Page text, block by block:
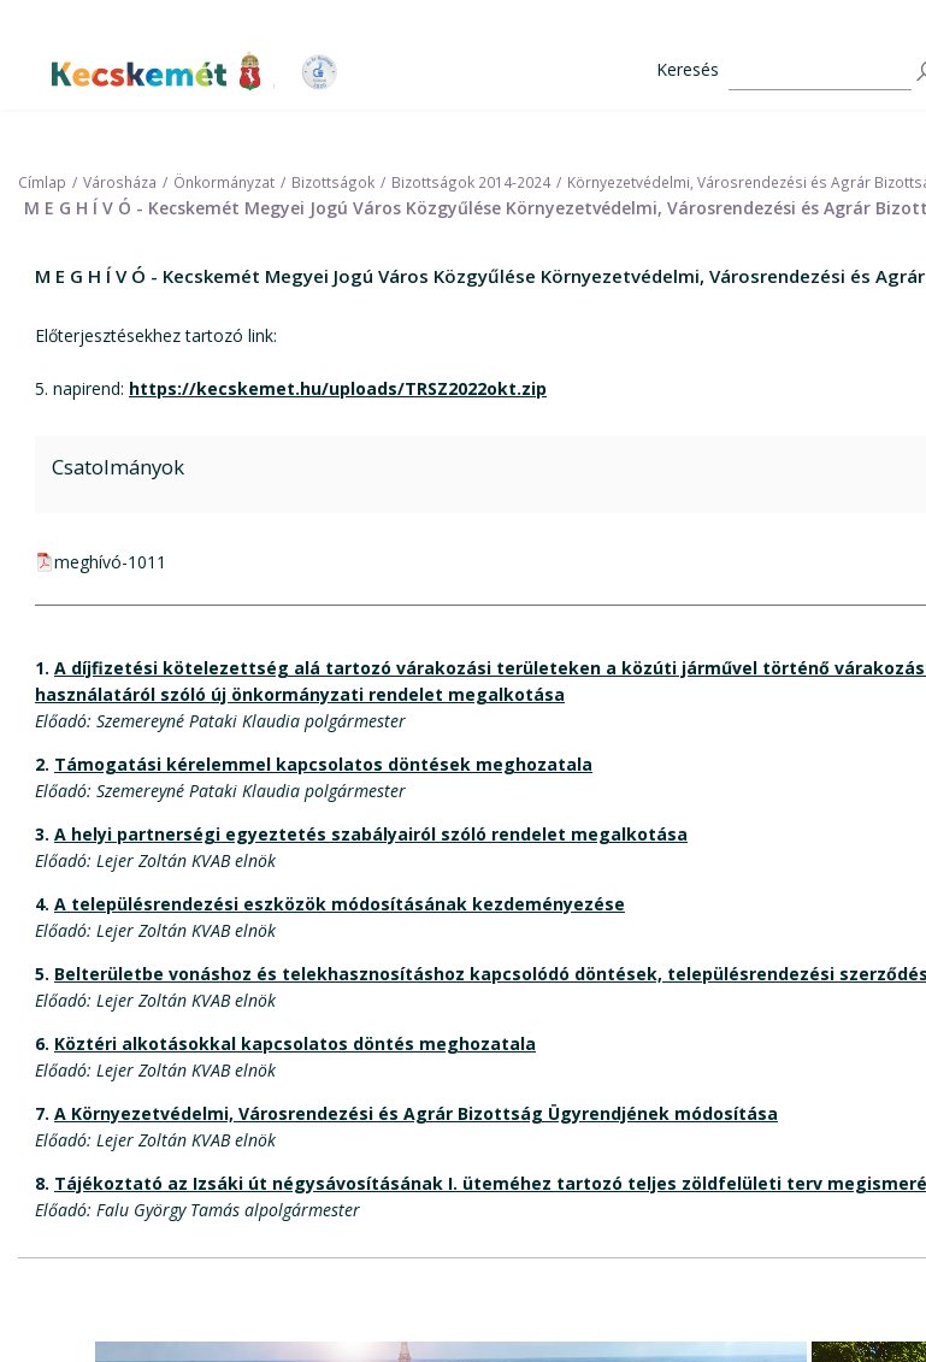
tartalomra
Kecskemét Város Honlapja
Keresés
Címlap Városháza Önkormányzat Bizottságok Bizottságok 2014-2024 Környezetvédelmi, Városrendezési és Agrár
M E G H Í V Ó - Kecskemét Megyei Jogú Város Közgyűlése Környezetvédelmi, Városrendezési és Agrár
M E G H Í V Ó - Kecskemét Megyei Jogú Város Közgyűlése Környezetvédelmi, Városrendezési és
Előterjesztésekhez tartozó link:
5. napirend: https://kecskemet.hu/uploads/TRSZ2022okt.zip
Csatolmányok
pdf csatolmány:
meghívó-1011
1. A díjfizetési kötelezettség alá tartozó várakozási területeken a közúti járművel történő
használatáról szóló új önkormányzati rendelet megalkotása
Előadó: Szemereyné Pataki Klaudia polgármester
2. Támogatási kérelemmel kapcsolatos döntések meghozatala
Előadó: Szemereyné Pataki Klaudia polgármester
3. A helyi partnerségi egyeztetés szabályairól szóló rendelet megalkotása
Előadó: Lejer Zoltán KVAB elnök
4. A településrendezési eszközök módosításának kezdeményezése
Előadó: Lejer Zoltán KVAB elnök
5. Belterületbe vonáshoz és telekhasznosításhoz kapcsolódó döntések, településrendezési
Előadó: Lejer Zoltán KVAB elnök
6. Köztéri alkotásokkal kapcsolatos döntés meghozatala
Előadó: Lejer Zoltán KVAB elnök
7. A Környezetvédelmi, Városrendezési és Agrár Bizottság Ügyrendjének módosítása
Előadó: Lejer Zoltán KVAB elnök
8. Tájékoztató az Izsáki út négysávosításának I. üteméhez tartozó teljes zöldfelületi terv
Előadó: Falu György Tamás alpolgármester